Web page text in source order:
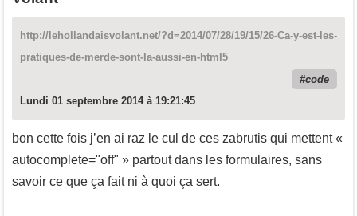
http://lehollandaisvolant.net/?d=2014/07/28/19/15/26-Ca-y-est-les-
pratiques-de-merde-sont-la-aussi-en-html5
code
Lundi 01 septembre 2014 à 19:21:45
bon cette fois j’en ai raz le cul de ces zabrutis qui mettent «
autocomplete="off" » partout dans les formulaires, sans
savoir ce que ça fait ni à quoi ça sert.